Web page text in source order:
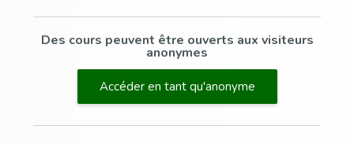
Des cours peuvent être ouverts aux visiteurs
anonymes
Accéder en tant qu'anonyme